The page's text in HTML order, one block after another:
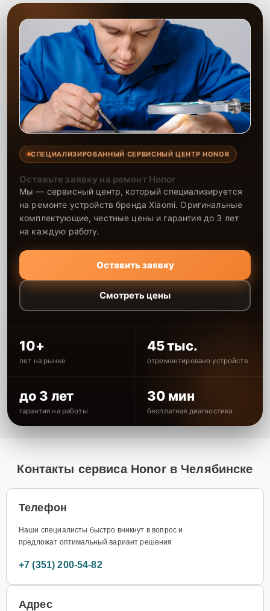
СПЕЦИАЛИЗИРОВАННЫЙ СЕРВИСНЫЙ ЦЕНТР HONOR
Оставьте заявку на ремонт Honor
Мы — сервисный центр, который специализируется
на ремонте устройств бренда Xiaomi. Оригинальные
комплектующие, честные цены и гарантия до 3 лет
на каждую работу.
Оставить заявку
Смотреть цены
10+
лет на рынке
45 тыс.
отремонтировано устройств
до 3 лет
гарантия на работы
30 мин
бесплатная диагностика
Контакты сервиса Honor в Челябинске
Телефон
Наши специалисты быстро вникнут в вопрос и
предложат оптимальный вариант решения
+7 (351) 200-54-82
Адрес